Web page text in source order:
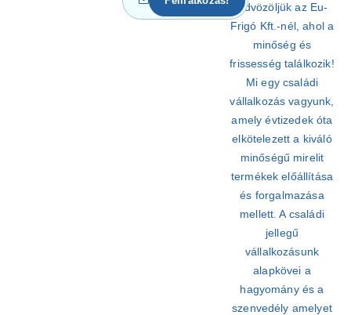
Üdvözöljük az Eu-
Frigó Kft.-nél, ahol a
minőség és
frissesség találkozik!
Mi egy családi
vállalkozás vagyunk,
amely évtizedek óta
elkötelezett a kiváló
minőségű mirelit
termékek előállítása
és forgalmazása
mellett. A családi
jellegű
vállalkozásunk
alapkövei a
hagyomány és a
szenvedély amelyet